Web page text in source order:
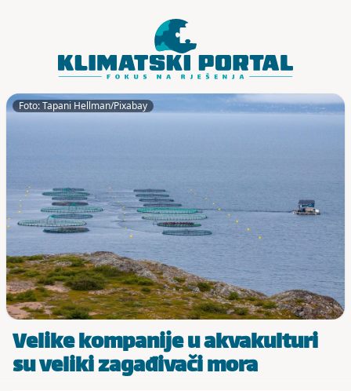
Foto: Tapani Hellman/Pixabay
Velike kompanije u akvakulturi
su veliki zagađivači mora